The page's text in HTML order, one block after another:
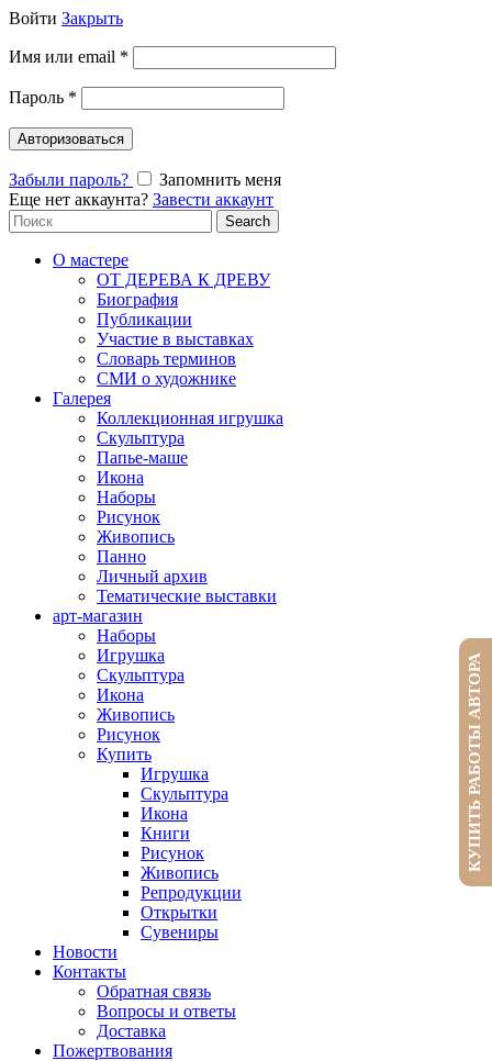
Войти Закрыть
Имя или email *
Пароль *
Авторизоваться
Забыли пароль?
Запомнить меня
Еще нет аккаунта? Завести аккаунт
Search
for:
Search
О мастере
ОТ ДЕРЕВА К ДРЕВУ
Биография
Публикации
Участие в выставках
Словарь терминов
СМИ о художнике
Галерея
Коллекционная игрушка
Скульптура
Папье-маше
Икона
Наборы
Рисунок
Живопись
Панно
Личный архив
Тематические выставки
арт-магазин
Наборы
Игрушка
Скульптура
Икона
Живопись
Рисунок
Купить
Игрушка
Скульптура
Икона
Книги
Рисунок
Живопись
Репродукции
Открытки
Сувениры
Новости
Контакты
Обратная связь
Вопросы и ответы
Доставка
Пожертвования
КУПИТЬ РАБОТЫ АВТОРА